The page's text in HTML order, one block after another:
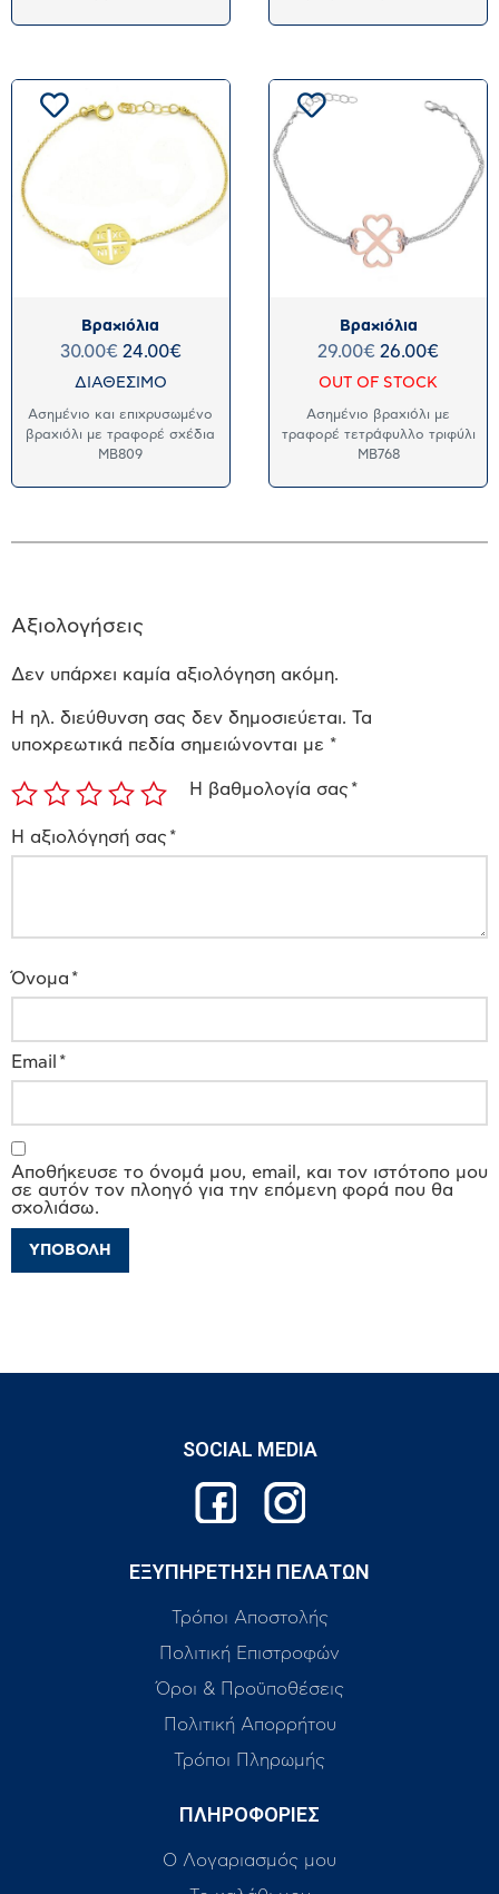
Βραχιόλια
30.00€ 24.00€
ΔΙΑΘΕΣΙΜΟ
Ασημένιο και επιχρυσωμένο
βραχιόλι με τραφορέ σχέδια
MB809
Βραχιόλια
29.00€ 26.00€
OUT OF STOCK
Ασημένιο βραχιόλι με
τραφορέ τετράφυλλο τριφύλι
MB768
Αξιολογήσεις
Δεν υπάρχει καμία αξιολόγηση ακόμη.
Η ηλ. διεύθυνση σας δεν δημοσιεύεται. Τα
υποχρεωτικά πεδία σημειώνονται με *
Η βαθμολογία σας *
Η αξιολόγησή σας *
Όνομα *
Email *
Αποθήκευσε το όνομά μου, email, και τον ιστότοπο μου
σε αυτόν τον πλοηγό για την επόμενη φορά που θα
σχολιάσω.
SOCIAL MEDIA
ΕΞΥΠΗΡΕΤΗΣΗ ΠΕΛΑΤΩΝ
Τρόποι Αποστολής
Πολιτική Επιστροφών
Όροι & Προϋποθέσεις
Πολιτική Απορρήτου
Τρόποι Πληρωμής
ΠΛΗΡΟΦΟΡΙΕΣ
Ο Λογαριασμός μου